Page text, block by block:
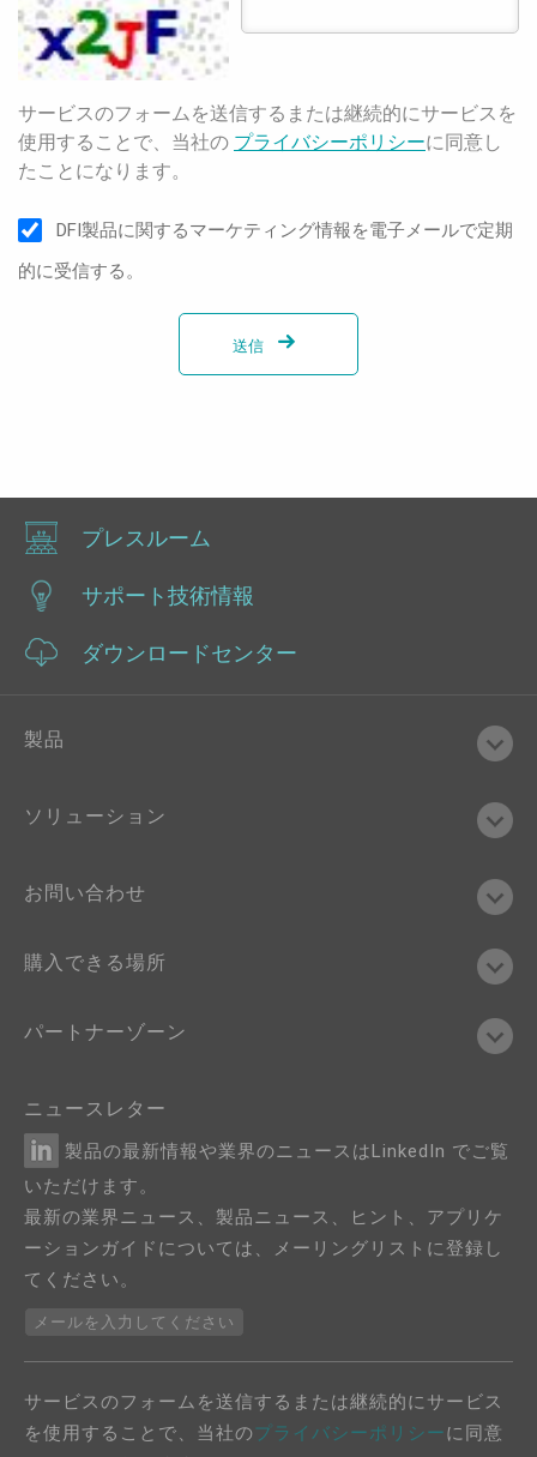
サービスのフォームを送信するまたは継続的にサービスを
使用することで、当社の プライバシーポリシーに同意し
たことになります。
DFI製品に関するマーケティング情報を電子メールで定期
的に受信する。
送信
プレスルーム
サポート技術情報
ダウンロードセンター
製品
ソリューション
お問い合わせ
購入できる場所
パートナーゾーン
ニュースレター
製品の最新情報や業界のニュースはLinkedIn でご覧
いただけます。
最新の業界ニュース、製品ニュース、ヒント、アプリケ
ーションガイドについては、メーリングリストに登録し
てください。
メールを入力してください
サービスのフォームを送信するまたは継続的にサービス
を使用することで、当社のプライバシーポリシーに同意